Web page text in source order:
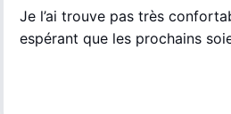
Je l’ai trouve pas très
espérant que les prochains